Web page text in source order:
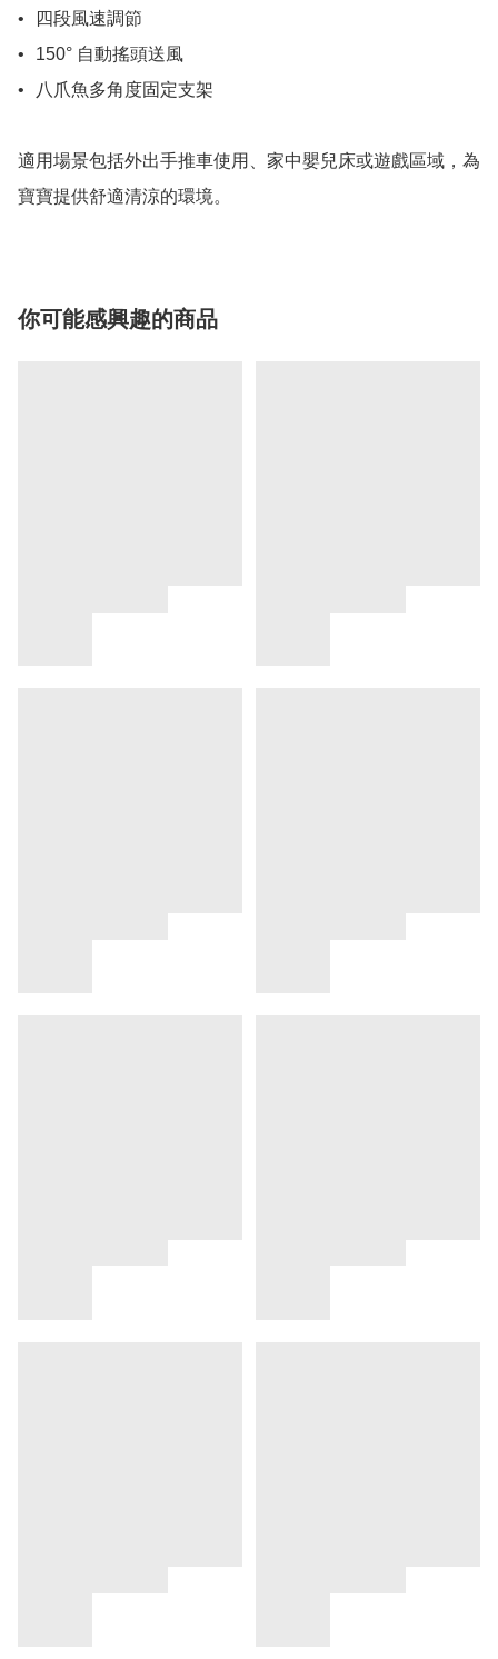
•	四段風速調節
•	150° 自動搖頭送風
•	八爪魚多角度固定支架
適用場景包括外出手推車使用、家中嬰兒床或遊戲區域，為
寶寶提供舒適清涼的環境。
你可能感興趣的商品